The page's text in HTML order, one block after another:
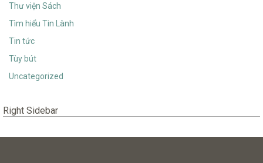
Thư viện Sách
Tìm hiểu Tin Lành
Tin tức
Tùy bút
Uncategorized
Right Sidebar